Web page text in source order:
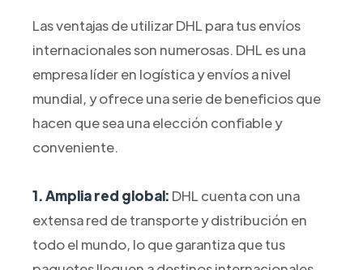
Las ventajas de utilizar DHL para tus envíos
internacionales son numerosas. DHL es una
empresa líder en logística y envíos a nivel
mundial, y ofrece una serie de beneficios que
hacen que sea una elección confiable y
conveniente.
1. Amplia red global: DHL cuenta con una
extensa red de transporte y distribución en
todo el mundo, lo que garantiza que tus